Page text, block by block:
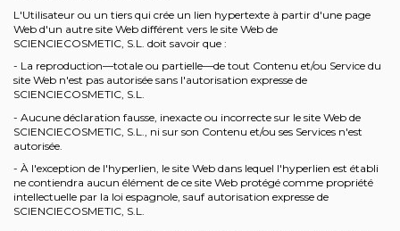
L'Utilisateur ou un tiers qui crée un lien hypertexte à partir d'une page
Web d'un autre site Web différent vers le site Web de
SCIENCIECOSMETIC, S.L. doit savoir que :
- La reproduction—totale ou partielle—de tout Contenu et/ou Service du
site Web n'est pas autorisée sans l'autorisation expresse de
SCIENCIECOSMETIC, S.L.
- Aucune déclaration fausse, inexacte ou incorrecte sur le site Web de
SCIENCIECOSMETIC, S.L., ni sur son Contenu et/ou ses Services n'est
autorisée.
- À l'exception de l'hyperlien, le site Web dans lequel l'hyperlien est établi
ne contiendra aucun élément de ce site Web protégé comme propriété
intellectuelle par la loi espagnole, sauf autorisation expresse de
SCIENCIECOSMETIC, S.L.